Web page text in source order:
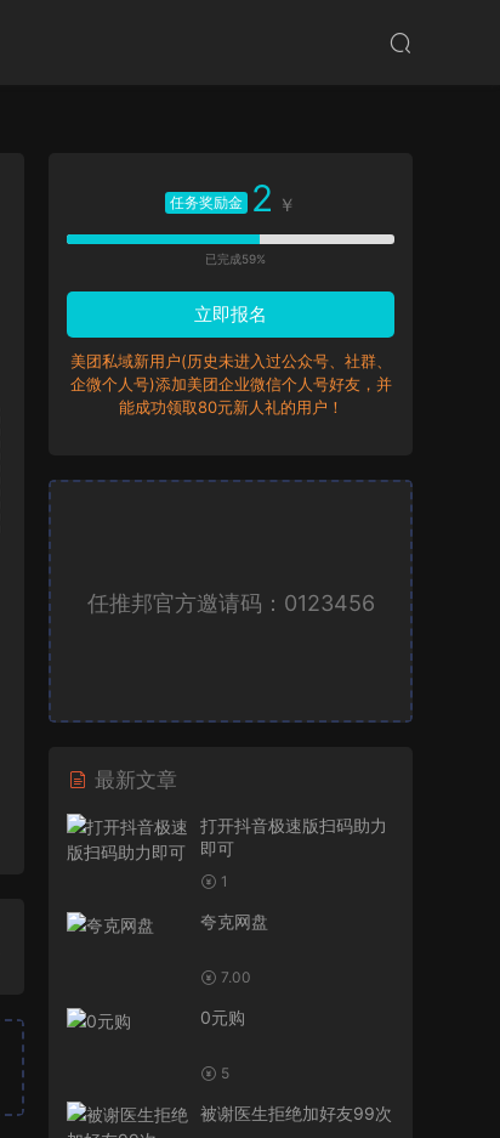
任务奖励金 2 ￥
已完成59%
立即报名
美团私域新用户(历史未进入过公众号、社群、
企微个人号)添加美团企业微信个人号好友，并
能成功领取80元新人礼的用户！
任推邦官方邀请码：0123456
最新文章
打开抖音极速版扫码助力
即可
1
夸克网盘
7.00
0元购
5
被谢医生拒绝加好友99次